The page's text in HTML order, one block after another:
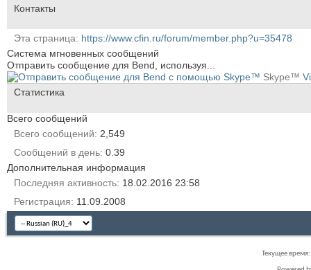
Контакты
Эта страница https://www.cfin.ru/forum/member.php?u=35478
Система мгновенных сообщений
Отправить сообщение для Bend, используя...
Skype™
Статистика
Всего сообщений
Всего сообщений 2,549
Сообщений в день 0.39
Дополнительная информация
Последняя активность 18.02.2016 23:58
Регистрация
11.09.2008
Текущее время: